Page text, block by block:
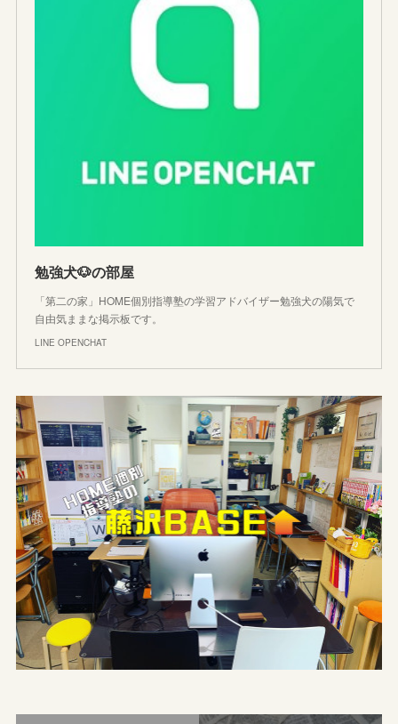
勉強犬🐶の部屋
「第二の家」HOME個別指導塾の学習アドバイザー勉強犬の陽気で
自由気ままな掲示板です。
LINE OPENCHAT